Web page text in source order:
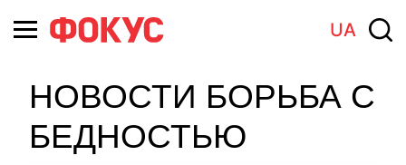
UA
НОВОСТИ БОРЬБА С
БЕДНОСТЬЮ